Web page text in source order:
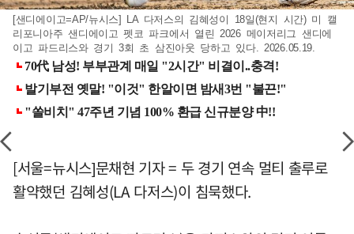
[샌디에이고=AP/뉴시스] LA 다저스의 김혜성이 18일(현지 시간) 미 캘
리포니아주 샌디에이고 펫코 파크에서 열린 2026 메이저리그 샌디에
이고 파드리스와 경기 3회 초 삼진아웃 당하고 있다. 2026.05.19.
[서울=뉴시스]문채현 기자 = 두 경기 연속 멀티 출루로
활약했던 김혜성(LA 다저스)이 침묵했다.